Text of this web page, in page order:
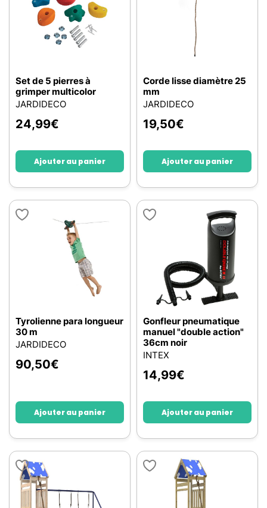
Set de 5 pierres à
grimper multicolor
JARDIDECO
24,99€
Ajouter au panier
Corde lisse diamètre 25
mm
JARDIDECO
19,50€
Ajouter au panier
Tyrolienne para longueur
30 m
JARDIDECO
90,50€
Ajouter au panier
Gonfleur pneumatique
manuel "double action"
36cm noir
INTEX
14,99€
Ajouter au panier